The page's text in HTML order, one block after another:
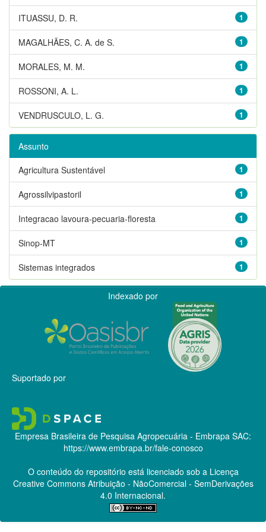
1
ITUASSU, D. R.
1
MAGALHÃES, C. A. de S.
1
MORALES, M. M.
1
ROSSONI, A. L.
1
VENDRUSCULO, L. G.
Assunto
1
Agricultura Sustentável
1
Agrossilvipastoril
1
Integracao lavoura-pecuaria-floresta
1
Sinop-MT
1
Sistemas integrados
Indexado por
Suportado por
Empresa Brasileira de Pesquisa Agropecuária - Embrapa SAC:
https://www.embrapa.br/fale-conosco
O conteúdo do repositório está licenciado sob a Licença
Creative CommonsAtribuição - NãoComercial - SemDerivações
4.0 Internacional.